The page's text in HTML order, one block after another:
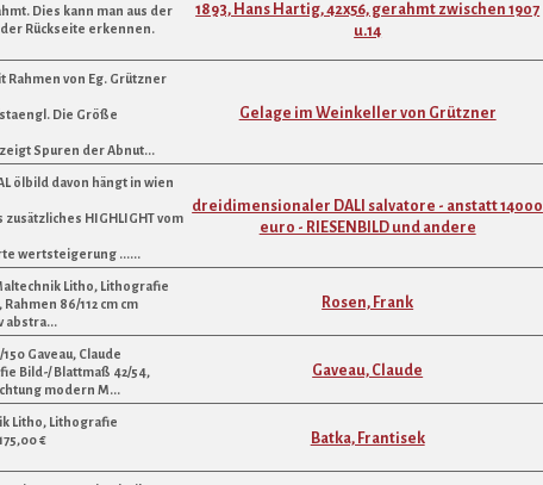
Dies kann man aus der
Rückseite erkennen.
1893, Hans Hartig, 42x56, gerahmt zwischen 1907
u.14
Rahmen von Eg. Grützner
Die Größe
Spuren der Abnut...
Gelage im Weinkeller von Grützner
ölbild davon hängt in wien
HIGHLIGHT vom
wertsteigerung ......
dreidimensionaler DALI salvatore - anstatt 14000
euro - RIESENBILD und andere
Litho, Lithografie
86/112 cm cm
abstra...
Rosen, Frank
Gaveau, Claude
Bild-/ Blattmaß 42/54,
modern M...
Gaveau, Claude
Litho, Lithografie
€
Batka, Frantisek